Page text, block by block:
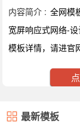
内容简介 : 全网模
宽屏响应式网络-
模板详情，请进官
最新模板